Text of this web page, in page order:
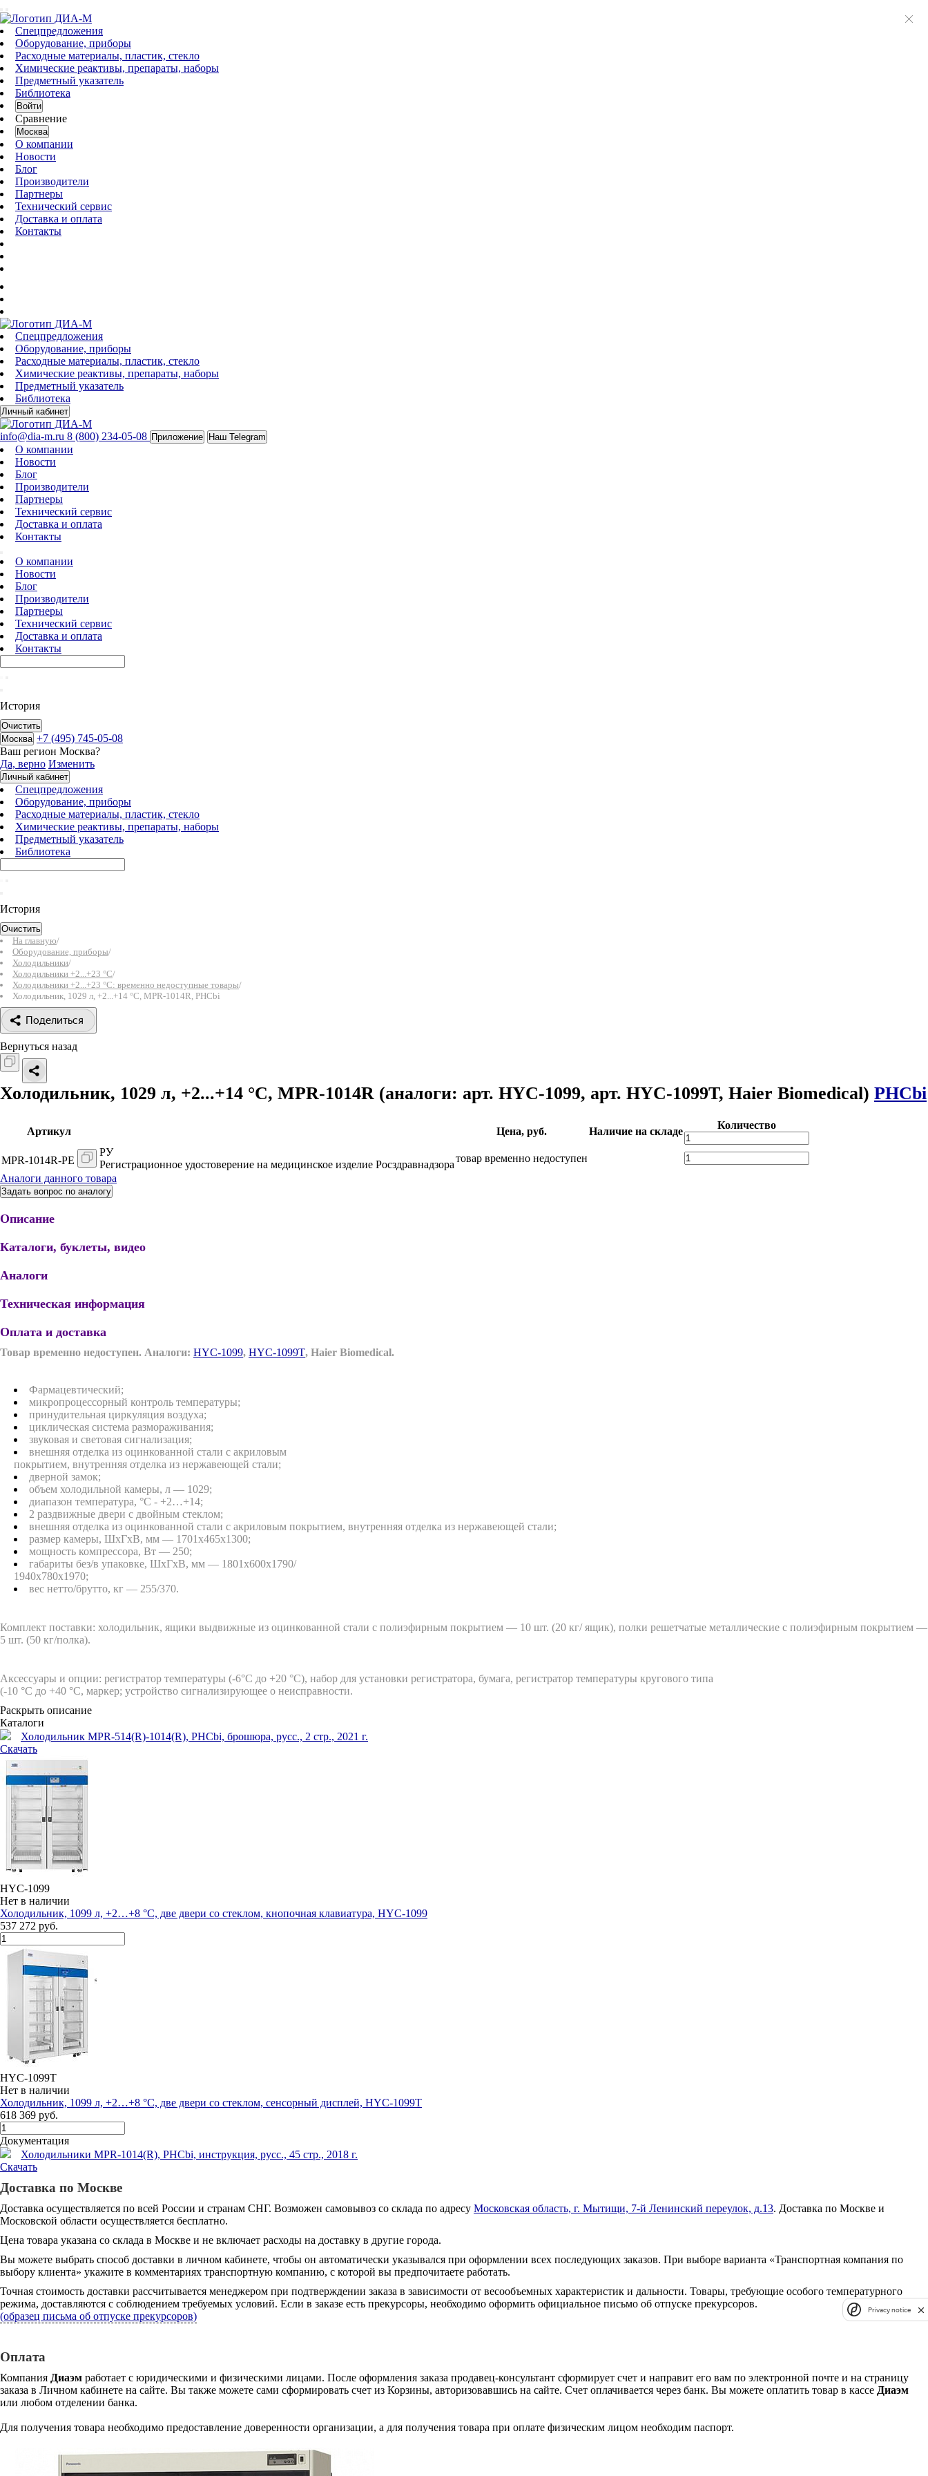
Спецпредложения
Оборудование, приборы
Расходные материалы, пластик, стекло
Химические реактивы, препараты, наборы
Предметный указатель
Библиотека
Войти
Сравнение
Москва
О компании
Новости
Блог
Производители
Партнеры
Технический сервис
Доставка и оплата
Контакты
Спецпредложения
Оборудование, приборы
Расходные материалы, пластик, стекло
Химические реактивы, препараты, наборы
Предметный указатель
Библиотека
Личный кабинет
info@dia-m.ru 8 (800) 234-05-08 Приложение Наш Telegram
О компании
Новости
Блог
Производители
Партнеры
Технический сервис
Доставка и оплата
Контакты
О компании
Новости
Блог
Производители
Партнеры
Технический сервис
Доставка и оплата
Контакты
История
Очистить
Москва +7 (495) 745-05-08
Ваш регион Москва?
Да, верно Изменить
Личный кабинет
Спецпредложения
Оборудование, приборы
Расходные материалы, пластик, стекло
Химические реактивы, препараты, наборы
Предметный указатель
Библиотека
История
Очистить
На главную/
Оборудование, приборы/
Холодильники/
Холодильники +2...+23 °С/
Холодильники +2...+23 °С: временно недоступные товары/
Холодильник, 1029 л, +2...+14 °С, MPR-1014R, PHCbi
Поделиться
Вернуться назад
Холодильник, 1029 л, +2...+14 °С, MPR-1014R (аналоги: арт. HYC-1099, арт. HYC-1099T, Haier Biomedical) PHCbi
Артикул Цена, руб. Наличие на складе
Количество
MPR-1014R-PE
РУ
Регистрационное удостоверение на медицинское изделие Росздравнадзора
товар временно недоступен
Аналоги данного товара
Задать вопрос по аналогу
Описание
Каталоги, буклеты, видео
Аналоги
Техническая информация
Оплата и доставка
Товар временно недоступен. Аналоги: HYC-1099, HYC-1099T, Haier Biomedical.
Фармацевтический;
микропроцессорный контроль температуры;
принудительная циркуляция воздуха;
циклическая система размораживания;
звуковая и световая сигнализация;
внешняя отделка из оцинкованной стали с акриловым
покрытием, внутренняя отделка из нержавеющей стали;
дверной замок;
объем холодильной камеры, л — 1029;
диапазон температура, °С - +2…+14;
2 раздвижные двери с двойным стеклом;
внешняя отделка из оцинкованной стали с акриловым покрытием, внутренняя отделка из нержавеющей стали;
размер камеры, ШxГxВ, мм — 1701x465x1300;
мощность компрессора, Вт — 250;
габариты без/в упаковке, ШxГxВ, мм — 1801x600x1790/
1940х780х1970;
вес нетто/брутто, кг — 255/370.
Комплект поставки: холодильник, ящики выдвижные из оцинкованной стали с полиэфирным покрытием — 10 шт. (20 кг/ ящик), полки решетчатые металлические с полиэфирным покрытием —
5 шт. (50 кг/полка).
Аксессуары и опции: регистратор температуры (-6°С до +20 °С), набор для установки регистратора, бумага, регистратор температуры кругового типа
(-10 °С до +40 °С, маркер; устройство сигнализирующее о неисправности.
Раскрыть описание
Каталоги
Холодильник MPR-514(R)-1014(R), PHCbi, брошюра, русс., 2 стр., 2021 г.
Скачать
HYC-1099
Нет в наличии
Холодильник, 1099 л, +2…+8 °C, две двери со стеклом, кнопочная клавиатура, HYC-1099
537 272 руб.
HYC-1099T
Нет в наличии
Холодильник, 1099 л, +2…+8 °C, две двери со стеклом, сенсорный дисплей, HYC-1099T
618 369 руб.
Документация
Холодильники MPR-1014(R), PHCbi, инструкция, русс., 45 стр., 2018 г.
Скачать
Доставка по Москве
Доставка осуществляется по всей России и странам СНГ. Возможен самовывоз со склада по адресу Московская область, г. Мытищи, 7-й Ленинский переулок, д.13. Доставка по Москве и
Московской области осуществляется бесплатно.
Цена товара указана со склада в Москве и не включает расходы на доставку в другие города.
Вы можете выбрать способ доставки в личном кабинете, чтобы он автоматически указывался при оформлении всех последующих заказов. При выборе варианта «Транспортная компания по
выбору клиента» укажите в комментариях транспортную компанию, с которой вы предпочитаете работать.
Точная стоимость доставки рассчитывается менеджером при подтверждении заказа в зависимости от весообъемных характеристик и дальности. Товары, требующие особого температурного
режима, доставляются с соблюдением требуемых условий. Если в заказе есть прекурсоры, необходимо оформить официальное письмо об отпуске прекурсоров.
(образец письма об отпуске прекурсоров)
Оплата
Компания Диаэм работает с юридическими и физическими лицами. После оформления заказа продавец-консультант сформирует счет и направит его вам по электронной почте и на страницу
заказа в Личном кабинете на сайте. Вы также можете сами сформировать счет из Корзины, авторизовавшись на сайте. Счет оплачивается через банк. Вы можете оплатить товар в кассе Диаэм
или любом отделении банка.
Для получения товара необходимо предоставление доверенности организации, а для получения товара при оплате физическим лицом необходим паспорт.
Privacy notice